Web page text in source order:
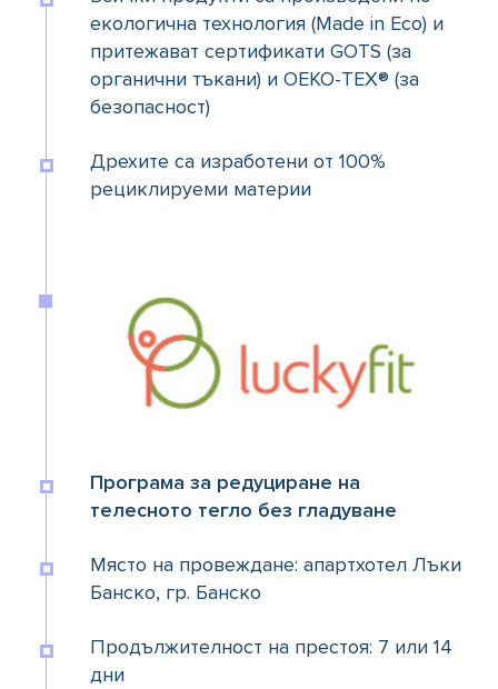
екологична технология (Made in Eco) и
притежават сертификати GOTS (за
органични тъкани) и OEKO-TEX® (за
безопасност)
Дрехите са изработени от 100%
рециклируеми материи
Програма за редуциране на
телесното тегло без гладуване
Място на провеждане: апартхотел Лъки
Банско, гр. Банско
Продължителност на престоя: 7 или 14
дни